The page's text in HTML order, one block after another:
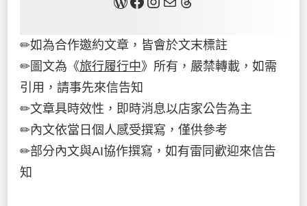
✏如為合作邀約文章，皆會於文末標註
✏圖文為《旅行履行中》所有，嚴禁轉載，如需
引用，請事先來信告知
✏文章具時效性，即時消息以店家公告為主
✏內文依當日個人感受撰寫，僅供參考
✏部分內文與AI協作撰寫，如有雷同歡迎來信告
知